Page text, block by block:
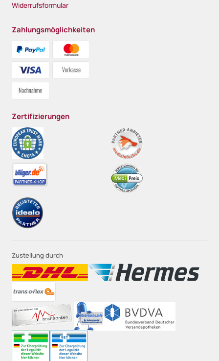
Widerrufsformular
Zahlungsmöglichkeiten
Zertifizierungen
Zustellung durch